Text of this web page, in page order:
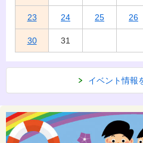
23 24 25 26
30 31
イベント情報